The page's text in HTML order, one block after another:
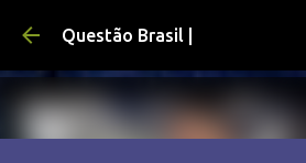
Pular para o conteúdo
Questão Brasil |